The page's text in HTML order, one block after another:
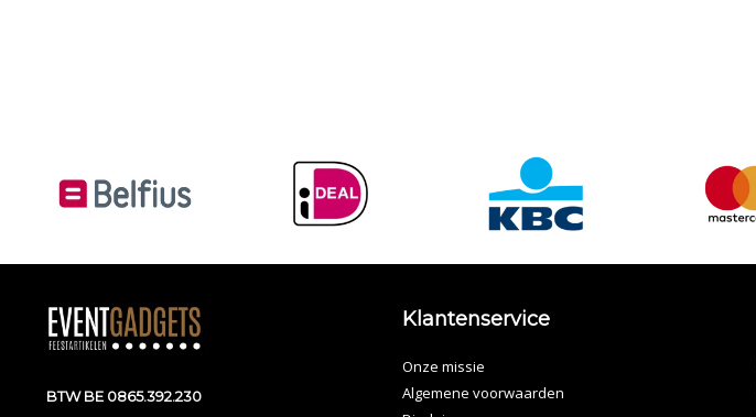
BTW BE 0865.392.230
Klantenservice
Onze missie
Algemene voorwaarden